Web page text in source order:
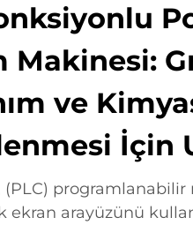
Makinesi:
ve
İçin
(PLC)
ekran arayüzünü